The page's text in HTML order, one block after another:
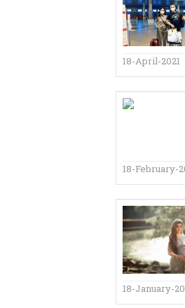
18-April-2021
18-February-
18-January-